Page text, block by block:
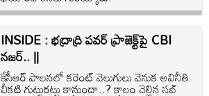
INSIDE : భద్రాద్రి పవర్ ప్రాజెక్ట్‌పై CBI
నజర్.. ||
కేసీఆర్ పాలనలో కరెంట్ వెలుగులు వెనుక అవినీతి
చీకటి గుట్టురట్టు కానుందా..? కాలం చెల్లిన సబ్